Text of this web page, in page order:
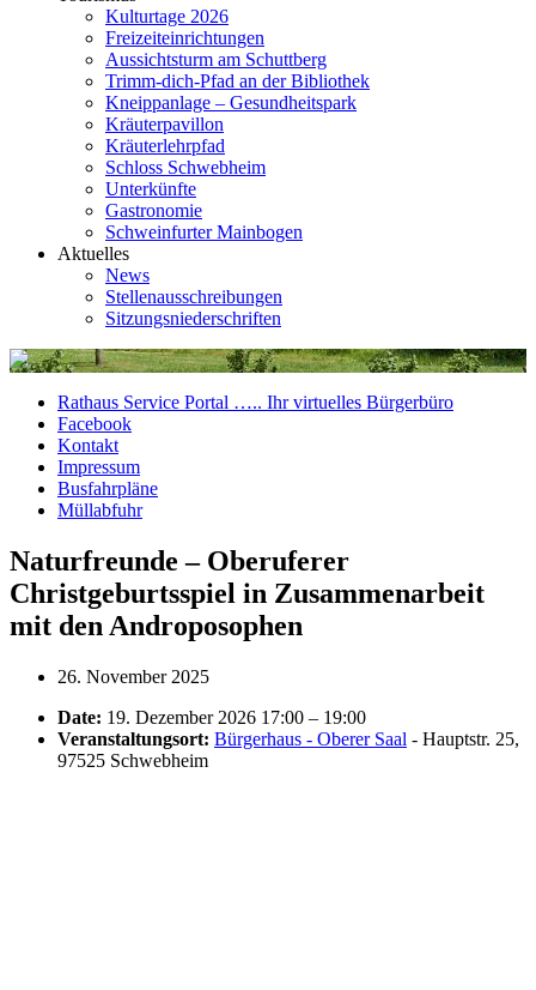
Kulturtage 2026
Freizeiteinrichtungen
Aussichtsturm am Schuttberg
Trimm-dich-Pfad an der Bibliothek
Kneippanlage – Gesundheitspark
Kräuterpavillon
Kräuterlehrpfad
Schloss Schwebheim
Unterkünfte
Gastronomie
Schweinfurter Mainbogen
Aktuelles
News
Stellenausschreibungen
Sitzungsniederschriften
Rathaus Service Portal ….. Ihr virtuelles Bürgerbüro
Facebook
Kontakt
Impressum
Busfahrpläne
Müllabfuhr
Naturfreunde – Oberuferer
Christgeburtsspiel in Zusammenarbeit
mit den Androposophen
26. November 2025
Date: 19. Dezember 2026 17:00 – 19:00
Veranstaltungsort: Bürgerhaus - Oberer Saal - Hauptstr. 25,
97525 Schwebheim